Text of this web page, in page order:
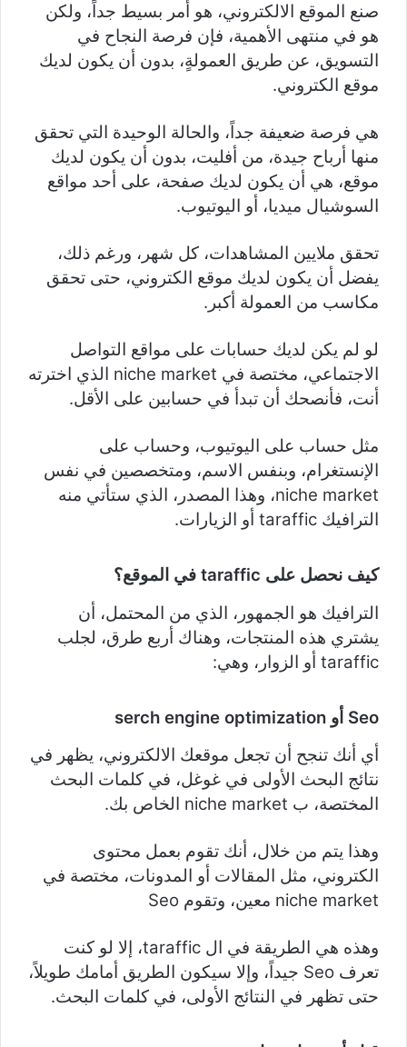
صنع الموقع الالكتروني، هو أمر بسيط جداً، ولكن
هو في منتهى الأهمية، فإن فرصة النجاح في
التسويق، عن طريق العمولةٍ، بدون أن يكون لديك
موقع الكتروني.
هي فرصة ضعيفة جداً، والحالة الوحيدة التي تحقق
منها أرباح جيدة، من أفليت، بدون أن يكون لديك
موقع، هي أن يكون لديك صفحة، على أحد مواقع
السوشيال ميديا، أو اليوتيوب.
تحقق ملايين المشاهدات، كل شهر، ورغم ذلك،
يفضل أن يكون لديك موقع الكتروني، حتى تحقق
مكاسب من العمولة أكبر.
لو لم يكن لديك حسابات على مواقع التواصل
الاجتماعي، مختصة في niche market الذي اخترته
أنت، فأنصحك أن تبدأ في حسابين على الأقل.
مثل حساب على اليوتيوب، وحساب على
الإنستغرام، وبنفس الاسم، ومتخصصين في نفس
niche market، وهذا المصدر، الذي ستأتي منه
الترافيك taraffic أو الزيارات.
كيف نحصل على taraffic في الموقع؟
الترافيك هو الجمهور، الذي من المحتمل، أن
يشتري هذه المنتجات، وهناك أربع طرق، لجلب
taraffic أو الزوار، وهي:
Seo أو serch engine optimization
أي أنك تنجح أن تجعل موقعك الالكتروني، يظهر في
نتائج البحث الأولى في غوغل، في كلمات البحث
المختصة، ب niche market الخاص بك.
وهذا يتم من خلال، أنك تقوم بعمل محتوى
الكتروني، مثل المقالات أو المدونات، مختصة في
niche market معين، وتقوم Seo
وهذه هي الطريقة في ال taraffic، إلا لو كنت
تعرف Seo جيداً، وإلا سيكون الطريق أمامك طويلاً،
حتى تظهر في النتائج الأولى، في كلمات البحث.